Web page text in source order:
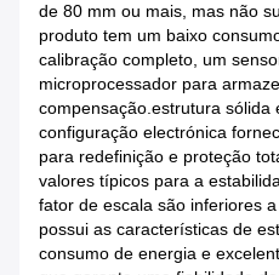
de 80 mm ou mais, mas não
produto tem um baixo
calibração completo, um
microprocessador para
compensação.estrutura sólida
configuração electrónica
para redefinição e proteção
valores típicos para a
fator de escala são inferiores
possui as características de
consumo de energia e